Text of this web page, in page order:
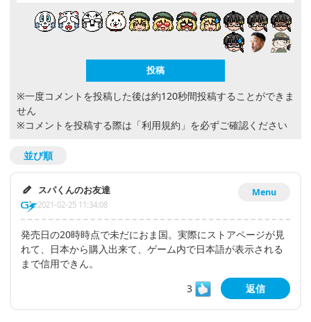
※一度コメントを投稿した後は約120秒間投稿することができま
せん
※コメントを投稿する際は 「利用規約」 を必ずご確認ください
並び順
Menu
スパくんのお友達
2021-02-25 11:34:08
発売日の20時時点で未だにおま国。実際にストアページが見
れて、日本から購入出来て、ゲーム内で日本語が表示される
まで信用できん。
3
返信